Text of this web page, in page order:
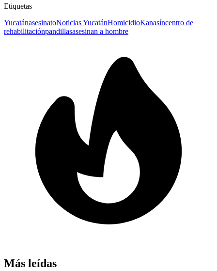
Etiquetas
YucatánasesinatoNoticias YucatánHomicidioKanasíncentro de
rehabilitaciónpandillasasesinan a hombre
Más leídas